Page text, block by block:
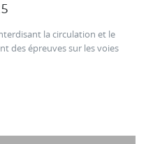
la circulation et le
des épreuves sur les voies